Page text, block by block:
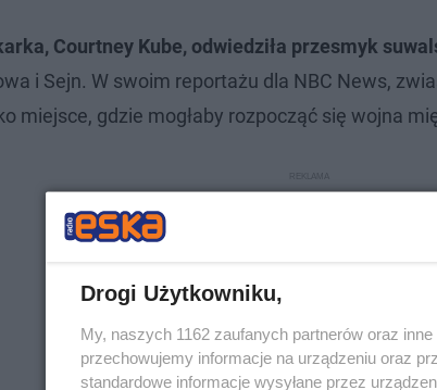
Courtney Kube, odwiedziła przesmyk
i Sejn. W swoim reportażu dla NBC News,
miejsce, gdzie mogłaby rozpocząć się wojna
Drogi Użytkowniku,
My, naszych 1162 zaufanych partnerów oraz
przechowujemy informacje na urządzeniu oraz
standardowe informacje wysyłane przez